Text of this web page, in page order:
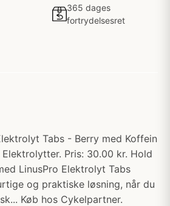
365 dages
fortrydelsesret
Tabs - Berry med Koffein
Pris: 30.00 kr. Hold
LinusPro Elektrolyt Tabs
og praktiske løsning, når du
Køb hos Cykelpartner.